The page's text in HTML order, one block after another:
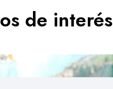
de interés